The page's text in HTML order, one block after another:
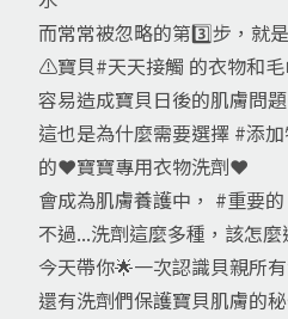
而常常被忽略的第3️⃣步，就
⚠️寶貝#天天接觸 的衣物和
容易造成寶貝日後的肌膚問
這也是為什麼需要選擇 #添
的❤️寶寶專用衣物洗劑❤️
會成為肌膚養護中， #重要的
不過...洗劑這麼多種，該怎麼
今天帶你🌟一次認識貝親所
還有洗劑們保護寶貝肌膚的